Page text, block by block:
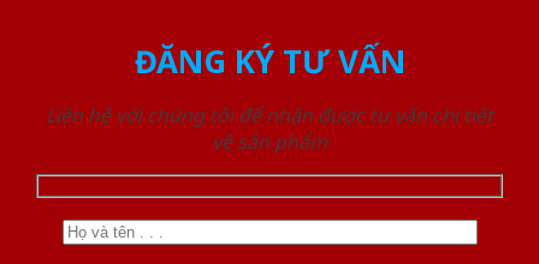
ĐĂNG KÝ TƯ VẤN
Liên hệ với chúng tôi để nhận được tư vấn chi tiết
về sản phẩm